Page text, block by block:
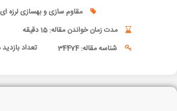
مقاوم سازی و بهسازی لرزه ای
مدت زمان خواندن مقاله: 15 دقیقه
شناسه مقاله: 34474
تعداد بازدید